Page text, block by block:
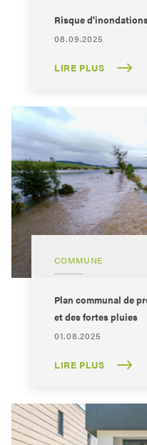
Risque
08.09.2025
LIRE PLUS
COMMUNE
Plan communal de
et des fortes pluies
01.08.2025
LIRE PLUS